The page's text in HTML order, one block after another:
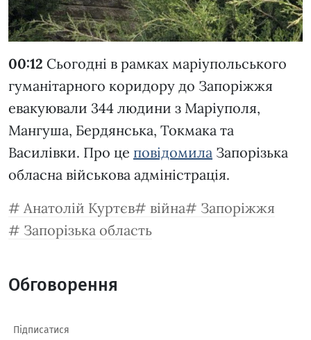
00:12 Сьогодні в рамках маріупольського
гуманітарного коридору до Запоріжжя
евакуювали 344 людини з Маріуполя,
Мангуша, Бердянська, Токмака та
Василівки. Про це повідомила Запорізька
обласна військова адміністрація.
Анатолій Куртєв
війна
Запоріжжя
Запорізька область
Обговорення
Підписатися